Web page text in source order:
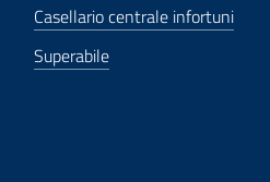
Casellario centrale infortuni
Superabile